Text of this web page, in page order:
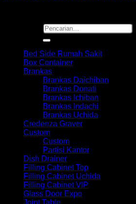
Pencarian
untuk:
Bed Side Rumah Sakit
Box Container
Brankas
Brankas Daichiban
Brankas Donati
Brankas Ichiban
Brankas Indachi
Brankas Uchida
Credenza Graver
Custom
Custom
Partisi Kantor
Dish Drainer
Filling Cabinet Top
Filling Cabinet Uchida
Filling Cabinet VIP
Glass Door Expo
Joint Table